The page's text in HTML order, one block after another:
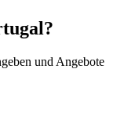
und Angebote